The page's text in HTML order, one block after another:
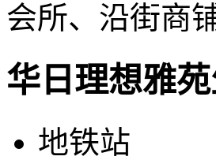
会所、沿街商
华日理想雅
地铁站